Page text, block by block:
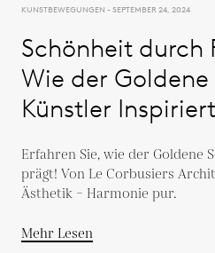
KUNSTBEWEGUNGEN - SEPTEMBER 24, 2024
Schönheit durch
Wie der
Künstler Inspiriert
Erfahren Sie, wie der Goldene
prägt! Von Le Corbusiers
Ästhetik – Harmonie pur.
Mehr Lesen